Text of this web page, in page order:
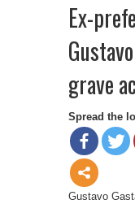
Ex-
grave
Spread the
Gustavo